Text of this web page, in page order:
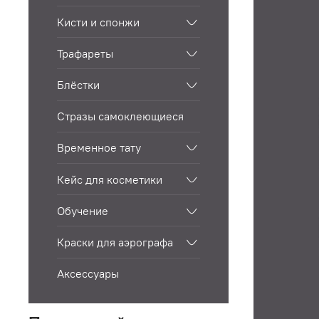
Кисти и спонжи
Трафареты
Блёстки
Стразы самоклеющиеся
Временное тату
Кейс для косметики
Обучение
Краски для аэрографа
Аксессуары